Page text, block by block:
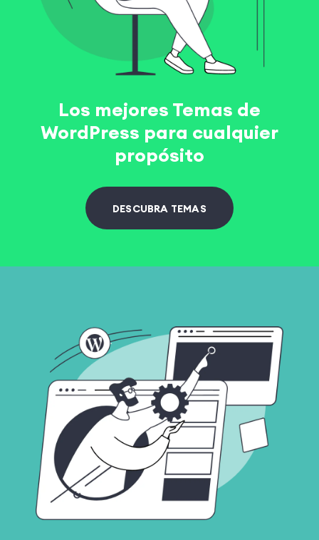
Los mejores Temas de
WordPress para cualquier
propósito
DESCUBRA TEMAS